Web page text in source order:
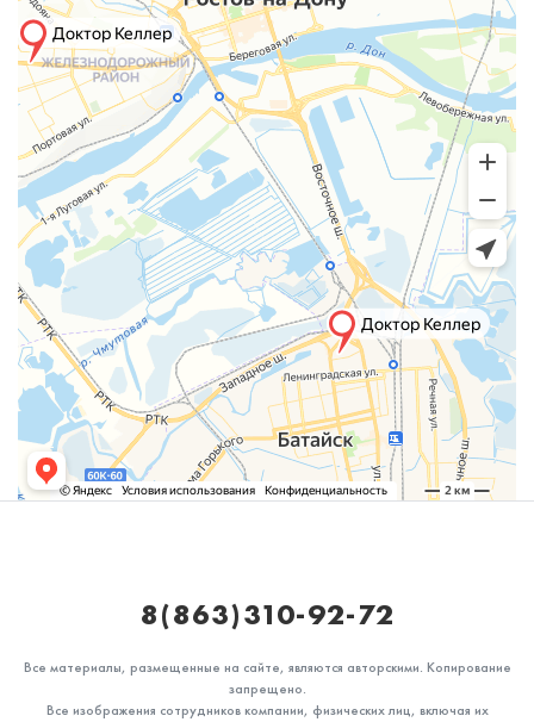
8(863)310-92-72
Все материалы, размещенные на сайте, являются авторскими. Копирование
запрещено.
Все изображения сотрудников компании, физических лиц, включая их